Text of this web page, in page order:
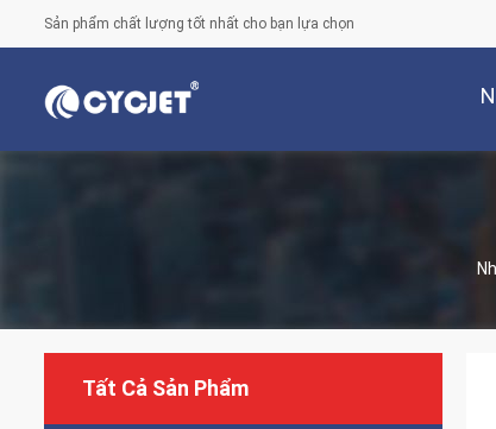
Sản phẩm chất lượng tốt nhất cho bạn lựa chọn
Tất Cả Sản Phẩm